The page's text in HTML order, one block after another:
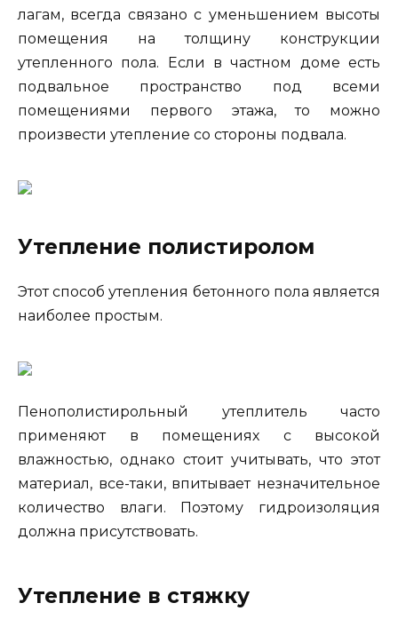
лагам, всегда связано с уменьшением высоты
помещения на толщину конструкции
утепленного пола. Если в частном доме есть
подвальное пространство под всеми
помещениями первого этажа, то можно
произвести утепление со стороны подвала.
Утепление полистиролом
Этот способ утепления бетонного пола является
наиболее простым.
Пенополистирольный утеплитель часто
применяют в помещениях с высокой
влажностью, однако стоит учитывать, что этот
материал, все-таки, впитывает незначительное
количество влаги. Поэтому гидроизоляция
должна присутствовать.
Утепление в стяжку